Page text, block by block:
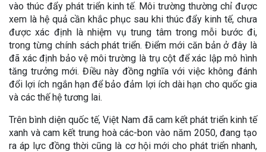
vào thúc đẩy phát triển kinh tế. Môi trường thường chỉ được
xem là hệ quả cần khắc phục sau khi thúc đẩy kinh tế, chưa
được xác định là nhiệm vụ trung tâm trong mỗi bước đi,
trong từng chính sách phát triển. Điểm mới căn bản ở đây là
đã xác định bảo vệ môi trường là trụ cột để xác lập mô hình
tăng trưởng mới. Điều này đồng nghĩa với việc không đánh
đổi lợi ích ngắn hạn để bảo đảm lợi ích dài hạn cho quốc gia
và các thế hệ tương lai.
Trên bình diện quốc tế, Việt Nam đã cam kết phát triển kinh tế
xanh và cam kết trung hoà các-bon vào năm 2050, đang tạo
ra áp lực đồng thời cũng là cơ hội mới cho phát triển nhanh,